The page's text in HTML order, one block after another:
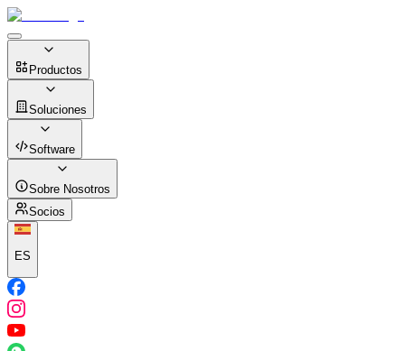
Productos
Soluciones
Software
Sobre Nosotros
Socios
ES